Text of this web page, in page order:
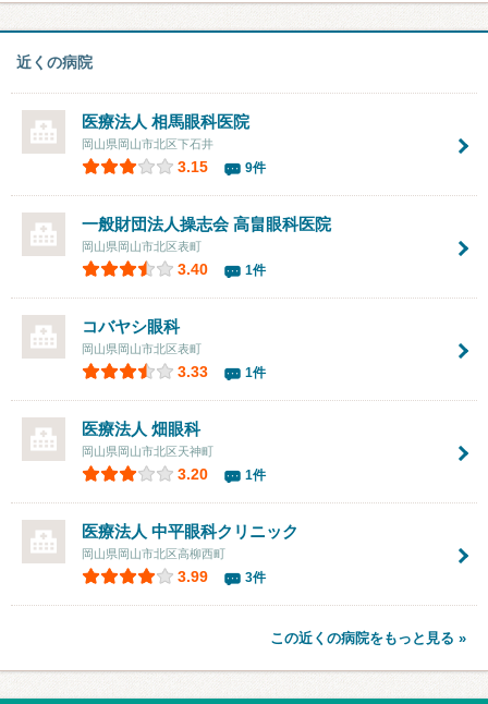
近くの病院
医療法人 相馬眼科医院
岡山県岡山市北区下石井
3.15 9件
一般財団法人操志会 高畠眼科医院
岡山県岡山市北区表町
3.40 1件
コバヤシ眼科
岡山県岡山市北区表町
3.33 1件
医療法人 畑眼科
岡山県岡山市北区天神町
3.20 1件
医療法人 中平眼科クリニック
岡山県岡山市北区高柳西町
3.99 3件
この近くの病院をもっと見る »